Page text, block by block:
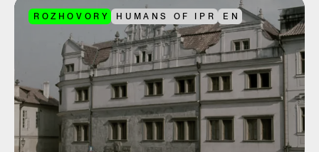
ROZHOVORY HUMANS OF IPR EN